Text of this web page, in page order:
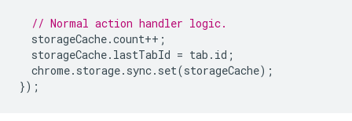
// Normal action handler logic.
storageCache.count++ ;
storageCache. lastTabId = tab . id ;
chrome. storage. sync. set(storageCache);
});